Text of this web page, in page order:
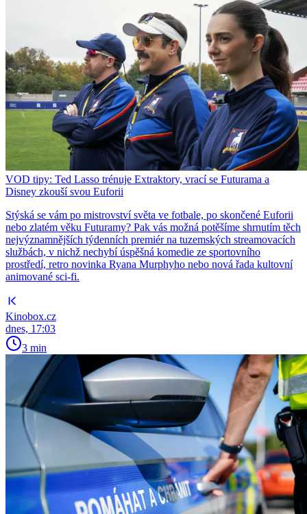
VOD tipy: Ted Lasso trénuje Extraktory, vrací se Futurama a
Disney zkouší svou Euforii
Stýská se vám po mistrovství světa ve fotbale, po skončené Euforii
nebo zlatém věku Futuramy? Pak vás možná potěšíme shrnutím těch
nejvýznamnějších týdenních premiér na tuzemských streamovacích
službách, v nichž nechybí úspěšná komedie ze sportovního
prostředí, retro novinka Ryana Murphyho nebo nová řada kultovní
animované sci-fi.
Kinobox.cz
dnes, 17:03
3 min